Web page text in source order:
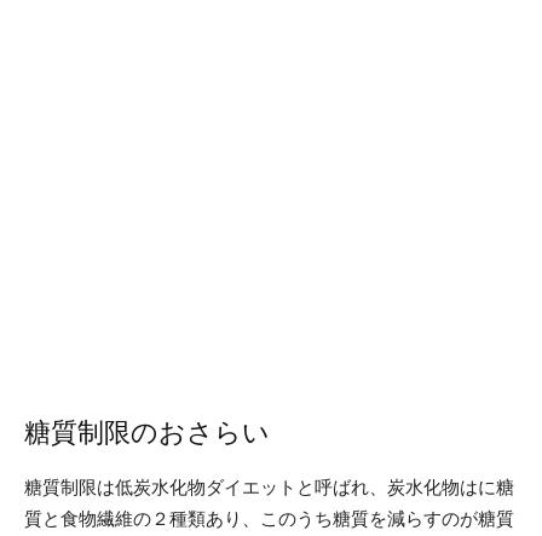
糖質制限のおさらい
糖質制限は低炭水化物ダイエットと呼ばれ、炭水化物はに糖
質と食物繊維の２種類あり、このうち糖質を減らすのが糖質